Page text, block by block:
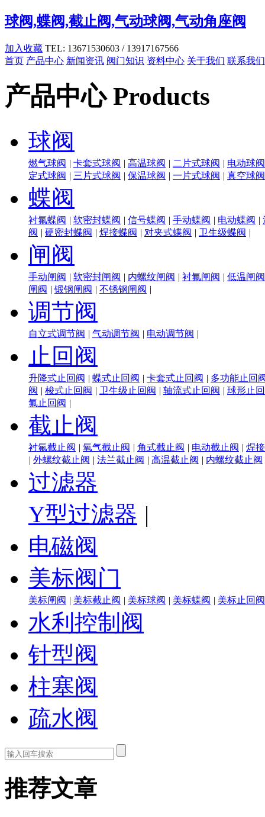
球阀,蝶阀,截止阀,气动球阀,气动角座阀
加入收藏 TEL: 13671530603 / 13917167566
首页 产品中心 新闻资讯 阀门知识 资料中心 关于我们 联系我们
产品中心 Products
球阀
燃气球阀 | 卡套式球阀 | 高温球阀 | 二片式球阀 | 电动球阀
定式球阀 | 三片式球阀 | 保温球阀 | 一片式球阀 | 真空球阀
蝶阀
衬氟蝶阀 | 软密封蝶阀 | 信号蝶阀 | 手动蝶阀 | 电动蝶阀 |
阀 | 硬密封蝶阀 | 焊接蝶阀 | 对夹式蝶阀 | 卫生级蝶阀 |
闸阀
手动闸阀 | 软密封闸阀 | 内螺纹闸阀 | 衬氟闸阀 | 低温闸阀
闸阀 | 锻钢闸阀 | 不锈钢闸阀 |
调节阀
自立式调节阀 | 气动调节阀 | 电动调节阀 |
止回阀
升降式止回阀 | 蝶式止回阀 | 卡套式止回阀 | 多功能止回
阀 | 梭式止回阀 | 卫生级止回阀 | 轴流式止回阀 | 球形止
氟止回阀 |
截止阀
衬氟截止阀 | 氧气截止阀 | 角式截止阀 | 电动截止阀 | 焊
| 外螺纹截止阀 | 法兰截止阀 | 高温截止阀 | 内螺纹截止阀
过滤器
Y型过滤器 |
电磁阀
美标阀门
美标闸阀 | 美标截止阀 | 美标球阀 | 美标蝶阀 | 美标止回阀
水利控制阀
针型阀
柱塞阀
疏水阀
推荐文章